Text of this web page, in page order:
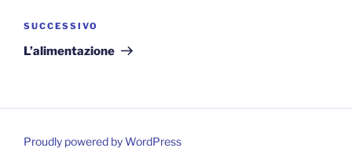
Articolo
successivo
SUCCESSIVO
L’alimentazione
Proudly powered by WordPress